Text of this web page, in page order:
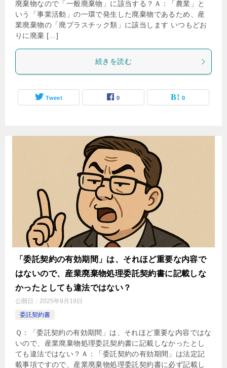
廃棄物なので「一般廃棄物」に該当する？Ａ：「農業」と
いう「事業活動」の一環で発生した廃棄物であるため、産
業廃棄物の「廃プラスチック類」に該当します いつもどお
りに廃棄 […]
続きを読む
Tweet 0 0
「委託契約の有効期間」は、それほど重要な内容で
はないので、産業廃棄物処理委託契約書に記載しな
かったとしても違法ではない？
公開日： 2025年9月19日
委託契約書
Ｑ：「委託契約の有効期間」は、それほど重要な内容ではな
いので、産業廃棄物処理委託契約書に記載しなかったとし
ても違法ではない？Ａ：「委託契約の有効期間」は法定記
載事項ですので、産業廃棄物処理委託契約書に必ず記載し